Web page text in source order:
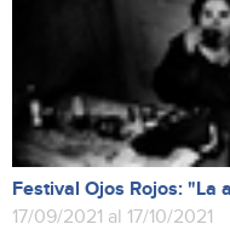
Festival Ojos Rojos: "La
17/09/2021 al 17/10/2021